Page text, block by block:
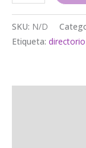
|
Modelo
Blau
SKU: N/D
Etiqueta: directorio